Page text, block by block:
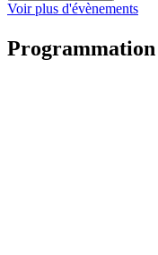
Voir plus d'évènements
Programmation